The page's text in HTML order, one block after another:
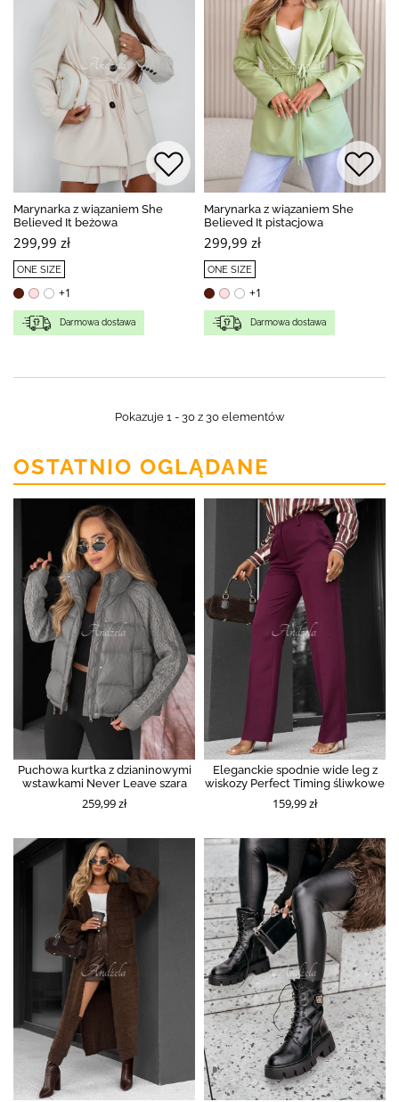
Marynarka z wiązaniem She
Believed It beżowa
299,99 zł
ONE SIZE
+1
Darmowa dostawa
Marynarka z wiązaniem She
Believed It pistacjowa
299,99 zł
ONE SIZE
+1
Darmowa dostawa
Pokazuje 1 - 30 z 30 elementów
OSTATNIO OGLĄDANE
Puchowa kurtka z dzianinowymi
wstawkami Never Leave szara
259,99 zł
Eleganckie spodnie wide leg z
wiskozy Perfect Timing śliwkowe
159,99 zł